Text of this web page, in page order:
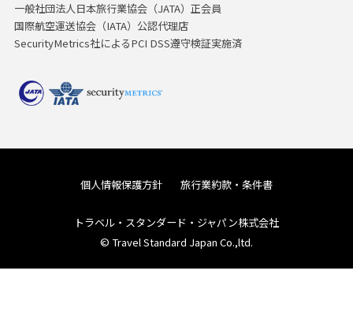
一般社団法人日本旅行業協会（JATA）正会員
国際航空運送協会（IATA）公認代理店
SecurityMetrics社によるPCI DSS遵守検証実施済
個人情報保護方針 旅行業約款・条件書
トラベル・スタンダード・ジャパン株式会社
© Travel Standard Japan Co.,ltd.